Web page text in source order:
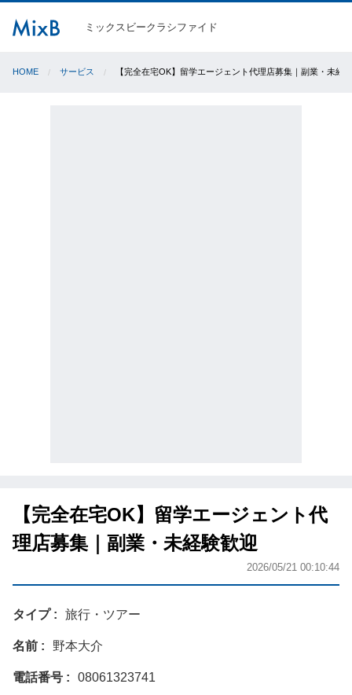
ミックスビークラシファイド
HOME サービス 【完全在宅OK】留学エージェント代理店募集｜副業・未経
【完全在宅OK】留学エージェント代
理店募集｜副業・未経験歓迎
2026/05/21 00:10:44
タイプ 旅行・ツアー
名前 野本大介
電話番号 08061323741